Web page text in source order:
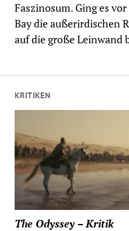
KRITIKEN
The Odyssey – Kritik
Faszinosum. Ging es
Bay die außerirdischen
auf die große Leinwand